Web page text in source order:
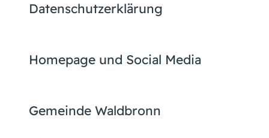
Datenschutzerklärung
Homepage und Social Media
Gemeinde Waldbronn